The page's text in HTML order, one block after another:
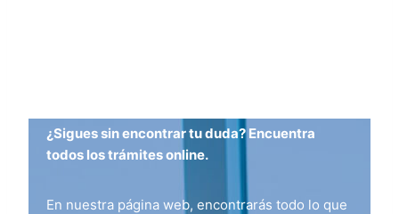
¿Sigues sin encontrar tu duda? Encuentra
todos los trámites online.
En nuestra página web, encontrarás todo lo que